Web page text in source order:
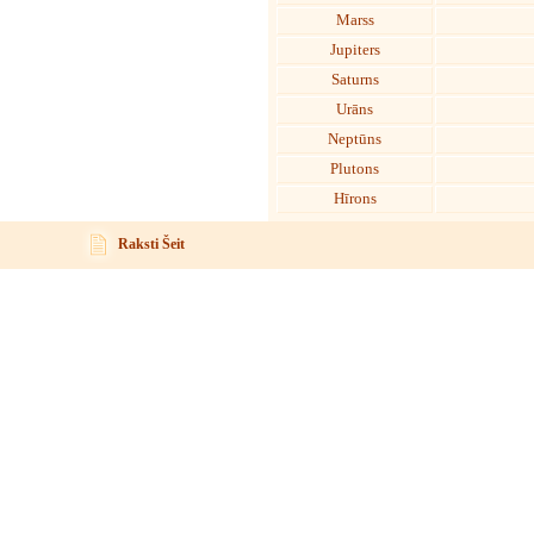
Marss
Jupiters
Saturns
Urāns
Neptūns
Plutons
Hīrons
Raksti Šeit